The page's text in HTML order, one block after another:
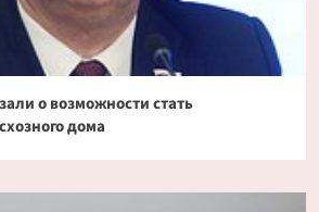
о возможности стать
дома